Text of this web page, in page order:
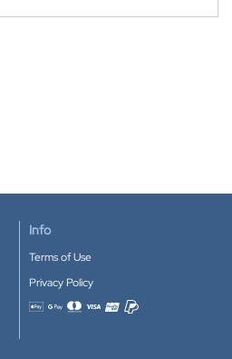
Info
Terms of Use
Privacy Policy
Accepted payment methods